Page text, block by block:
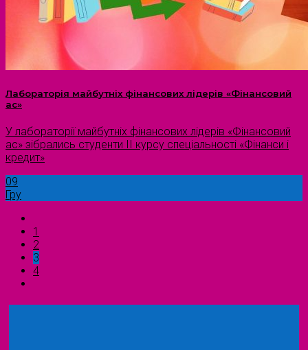
Лабораторія майбутніх фінансових лідерів «Фінансовий
ас»
У лабораторії майбутніх фінансових лідерів «Фінансовий
ас» зібрались студенти II курсу спеціальності «Фінанси і
кредит»
09
Гру
1
2
3
4